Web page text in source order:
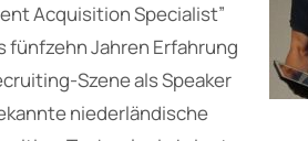
Acquisition Specialist”
fünfzehn Jahren Erfahrung
Szene als Speaker
niederländische